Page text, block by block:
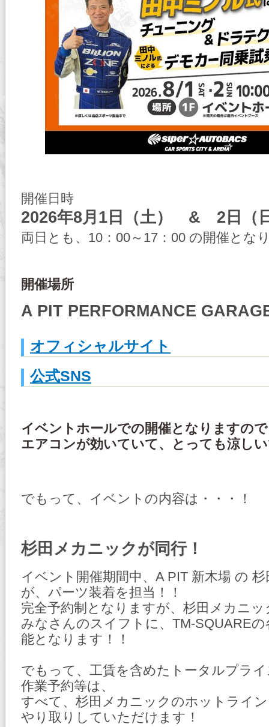
開催日時
2026年8月1日（土） & 2
両日とも、10：00～17：00 の開催とな
開催場所
A PIT PERFORMANCE
オフィシャルサイト
公式SNS
イベントホールでの開催となりますので
エアコンが効いていて、とっても涼し
でもって、イベントの内容は・・・！
杉田メカニックが同行！
イベント開催期間中、A PIT 新木場 の
が、パーツ装着を担当！！
完全予約制となりますが、杉田メカニ
みなさんのスイフトに、TM-SQUAREの
能となります！！
でもって、工賃を含めたトータルプ
作業予約等は、
すべて、杉田メカニックのホットライ
やり取りしていただけます！